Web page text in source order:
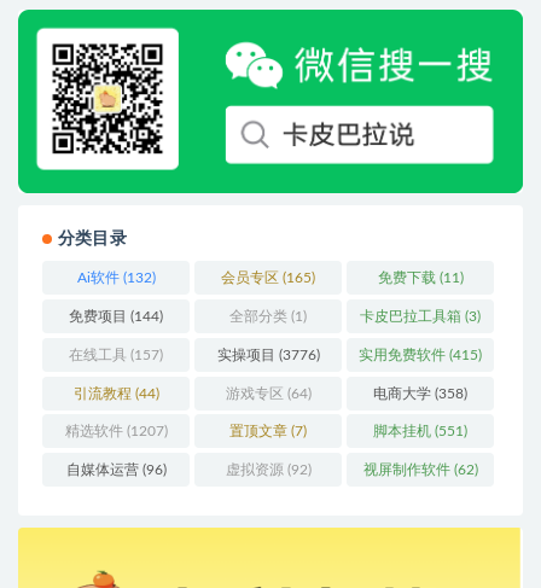
分类目录
Ai软件(132) 会员专区 (165) 免费下载 (11)
免费项目 (144) 全部分类 (1) 卡皮巴拉工具箱 (3)
在线工具 (157) 实操项目 (3776) 实用免费软件 (415)
引流教程 (44) 游戏专区 (64) 电商大学 (358)
精选软件(1207) 置顶文章 (7) 脚本挂机 (551)
自媒体运营(96) 虚拟资源 (92) 视屏制作软件(62)